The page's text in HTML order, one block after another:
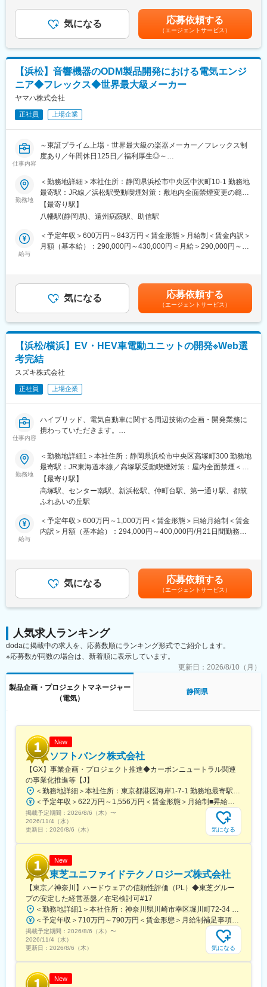
■業務の特徴について：
・当社は自動車照明機器で世界トップのシェアを持っており、当
社の製品は様々な自動車メーカー、二輪車メーカーで搭載いただ
す。
・ランプは自動車の四隅に設置されており、自動運転には欠かせ
ない側面や背後の感知に関しても、センサを設置する上で非常に
有効な場所となります。当社では、高精度なLiDARや全天候カメ
ラの開発でレベル4以上の自動運転（いわゆる完全自動運転）に対
応できるセンシングを目標に開発を進めております。
・当社は自動車のランプだけでなく、信号機などもグループで開
発しています。自動運転においては見通しが悪い道路において、
道路側にセンサを設置することで、さらなる安全性を確保がで
き、すでに実証実験も進められております。
■『KOITO』の強み・魅力：
常に世界をリードする技術を生み出し、一歩先の先進技術開発に
力を入れている会社です！自動車用照明器のリーディングカンパ
ニーとして業界を牽引し、常に最先端の技術革新を実現。2007年
Beam）。2014年LED1灯式 バイ・ファンクション プロジェクタ
の量産化等、世界発・日本発といった先進技術を成功させていま
変更の範囲：会社の定める業務
額であり、選考を通じて上下する可能性があります。月給(月額)は
固定手当を含めた表記です。
気になる 応募依頼する
（エージェントサービス）
【浜松】音響機器のODM製品開発における電気エンジ
ニア◆フレックス◆世界最大級メーカー
ヤマハ株式会社
正社員 上場企業
仕事内容
～東証プライム上場・世界最大級の楽器メーカー／フレックス制
度あり／年間休日125日／福利厚生◎～
■業務概要：
音響機器のODM製品開発において、即戦力としてご活躍いただけ
る電気エンジニアを募集します。
ヤマハの音響機器事業は、AV機器や音楽制作機器といったコンシ
ューマー製品から、業務用音響機器、通信ネットワーク機器、音
声コミュニケーション機器に至るまで、幅広い分野で展開してい
ます。当社では、これらの分野における製品競争力をさらに高め
業務および開発プロジェクトマネジメントを担う電気エンジニア
を新たに募集します。
本ポジションでは、製品要求仕様書の作成から、設計レビュー、
化をリードしていただきます。
■業務詳細：
◇音響製品のODM開発における電気設計業務およびプロジェクト
マネジメント
・製品仕様策定
・回路図・基板図のレビュー
・法規制・規格対応のサポート
・設計検証の実施や製品評価計画の策定
・開発プロジェクトマネジメント（ODM委託先の業務の管理を含
■役割：
・ODM製品の電気設計リーダー
・ODM開発チームの品質基準の策定、製品評価計画の策定を担
う。
クトを円滑に進める。
・チームの業務に関する全体観を養いつつ、幅の広い専門性を獲
これまで当社は自社開発に注力してきましたが、今後はヤマハの
ものづくりの考え方と品質基準をベースに、ODMパートナーと協
力しながら、さらなる成長を目指します。ODM開発により、迅速
することが可能です。今までの電気設計業務の経験を活かし、チ
ームと共に成長し、未来の音響事業を担う一員として活躍してい
ただける方を歓迎します。
変更の範囲：会社の定める業務
勤務地
＜勤務地詳細＞本社住所：静岡県浜松市中央区中沢町10-1 勤務地
最寄駅：JR線／浜松駅受動喫煙対策：敷地内全面禁煙変更の範
囲：会社の定める事業所
【最寄り駅】
八幡駅(静岡県)、遠州病院駅、助信駅
給与
＜予定年収＞600万円～843万円＜賃金形態＞月給制＜賃金内訳＞
月額（基本給）：290,000円～430,000円＜月給＞290,000円～
600万円、35歳：730万円、42歳：843万円賃金はあくまでも目安
の金額であり、選考を通じて上下する可能性があります。月給(月
額)は固定手当を含めた表記です。
気になる 応募依頼する
（エージェントサービス）
【浜松/横浜】EV・HEV車電動ユニットの開発※Web選
考完結
スズキ株式会社
正社員 上場企業
仕事内容
ハイブリッド、電気自動車に関する周辺技術の企画・開発業務に
携わっていただきます。
■具体的には：
・バッテリー、バッテリーパックの技術開発
・リチウムイオン電池のリユース技術開発
・リチウムイオン電池の劣化判定の技術開発
・V2X関連の技術開発
・充電関連の技術開発
【変更の範囲：会社の定める業務】
■キャリアプラン：
・電池・充電器の開発に必要なスキル、知識を身に着けることが
ップすることができます。
■応募者へのメッセージ：
若い世代が多く、電動車の開発に皆で協力して取り組んでいま
お待ちしています。
■当社の四輪車・二輪車事業について：
み重ね、様々な志向・用途に合わせた軽自動車を発売し、時代と
共に進化し続けています。加えて、軽自動車の開発を通じて培っ
てきた小さなクルマづくりの技術を活かしたスズキのコンパクト
カーは、狭い街路の多い都市を快適に運転できる走行性はもちろ
ん、低燃費でCO2の排出量が少ない環境性能の面でも高く評価さ
れ、世界中で選ばれています。
二輪車事業：国内外の二輪車レースで数多くの実績を積んできた
スズキ。世界最高峰の舞台での挑戦を通じて研鑽した技術は、市
変更の範囲：本文参照
勤務地
＜勤務地詳細1＞本社住所：静岡県浜松市中央区高塚町300 勤務地
最寄駅：JR東海道本線／高塚駅受動喫煙対策：屋内全面禁煙＜勤
務地詳細2＞横浜研究所住所：神奈川県横浜市都筑区桜並木2-1 勤
務地最寄駅：横浜市営地下鉄線／仲町台駅受動喫煙対策：屋内全
面禁煙変更の範囲：本文参照
【最寄り駅】
高塚駅、センター南駅、新浜松駅、仲町台駅、第一通り駅、都筑
ふれあいの丘駅
給与
＜予定年収＞600万円～1,000万円＜賃金形態＞日給月給制＜賃金
内訳＞月額（基本給）：294,000円～400,000円/月21日間勤務想
般～主任：年収760万円～920万円40歳／一般～主任：年収760万
円～1,000万円※確約するものではなく、最終学歴・社会人歴及び
経験スキルにより前後します。賃金はあくまでも目安の金額であ
り、選考を通じて上下する可能性があります。月給(月額)は固定手
気になる 応募依頼する
（エージェントサービス）
人気求人ランキング
dodaに掲載中の求人を、応募数順にランキング形式でご紹介します。
※応募数が同数の場合は、新着順に表示しています。
更新日： 2026/8/10（月）
製品企画・プロジェクトマネージャー
（電気）
静岡県
New
ソフトバンク株式会社
【GX】事業企画・プロジェクト推進◆カーボンニュートラル関連
の事業化推進等【J】
＜勤務地詳細＞本社住所：東京都港区海岸1-7-1 勤務地最寄駅：ゆりかもめ線／竹芝駅受動喫煙対策：屋内全面禁煙変更の範囲：本文参照
＜予定年収＞622万円～1,556万円＜賃金形態＞月給制■昇給：年1回 ■賞与：年2回（夏・冬） ＜賃金内訳＞月額（基本給）：278,000円～730,000円その他固定手当/月：14,000円＜月給＞292,000円～744,000円＜昇給有無＞有＜残業手当＞有＜給与補足＞モデル給与月給：380,950円～734,000円想定理論年収：6,224,600円～15,564,000円（月給：基本給＋[一般職のみ]勤務実績に応じた時間外手当、想定理論年収：月給＋賞与＋特別加算賞与）※実際の時間外手当は、勤務実績に応じて変動します（上記は30時間相当で計算）賃金はあくまでも目安の金額であり、選考を通じて上下する可能性があります。月給(月額)は固定手当を含めた表記です。
掲載予定期間： 2026/8/6（木） 〜
2026/11/4（水）
更新日： 2026/8/6（木） 気になる
New
東芝ユニファイドテクノロジーズ株式会社
【東京／神奈川】ハードウェアの信頼性評価（PL）◆東芝グルー
プの安定した経営基盤／在宅検討可#17
＜勤務地詳細1＞本社住所：神奈川県川崎市幸区堀川町72-34 ラゾーナ川崎東芝ビル7F受動喫煙対策：屋内全面禁煙＜勤務地詳細2＞顧客先（神奈川県）住所：神奈川県 受動喫煙対策：屋内全面禁煙＜勤務地詳細3＞顧客先（東京都）住所：東京都 受動喫煙対策：屋内全面禁煙変更の範囲：会社の定める事業所
＜予定年収＞710万円～790万円＜賃金形態＞月給制補足事項なし＜賃金内訳＞月額（基本給）：366,700円～408,800円＜月給＞366,700円～408,800円＜昇給有無＞有＜残業手当＞有＜給与補足＞※経験、年齢、能力等を考慮の上、当社規定により決定します。・想定年収には時間外手当（平均月20時間）、住宅費補助（独身・賃貸）を想定した手当を含む・業績連動型賞与のため、中間値の業績評価で算定・実際の賞与支給額は評定期間中の在籍日数、当該期の会社業績、個人の賞与考課によって変動します賃金はあくまでも目安の金額であり、選考を通じて上下する可能性があります。月給(月額)は固定手当を含めた表記です。
掲載予定期間： 2026/8/6（木） 〜
2026/11/4（水）
更新日： 2026/8/6（木） 気になる
New